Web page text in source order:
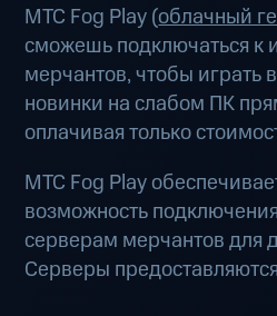
МТС Fog Play (облачный
сможешь подключаться к
мерчантов, чтобы играть
новинки на слабом ПК
оплачивая только
МТС Fog Play
возможность
серверам мерчантов для
Серверы